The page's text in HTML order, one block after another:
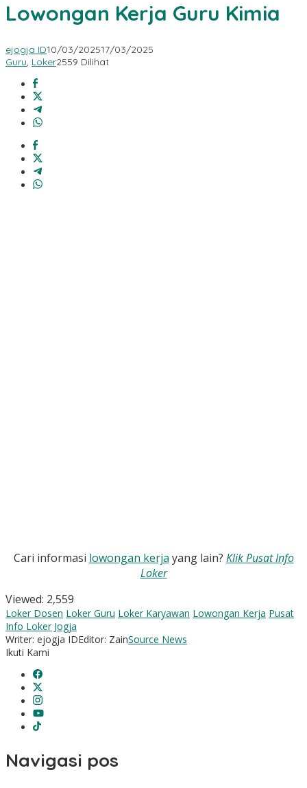
Lowongan Kerja Guru Kimia
ejogja ID10/03/202517/03/2025
Guru, Loker2559 Dilihat
Cari informasi lowongan kerja yang lain? Klik Pusat Info
Loker
Viewed: 2,559
Loker Dosen Loker Guru Loker Karyawan Lowongan Kerja Pusat
Info Loker Jogja
Writer: ejogja IDEditor: ZainSource News
Ikuti Kami
Navigasi pos